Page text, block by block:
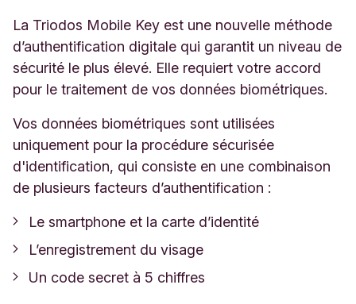
La Triodos Mobile Key est une nouvelle méthode
d’authentification digitale qui garantit un niveau de
sécurité le plus élevé. Elle requiert votre accord
pour le traitement de vos données biométriques.
Vos données biométriques sont utilisées
uniquement pour la procédure sécurisée
d'identification, qui consiste en une combinaison
de plusieurs facteurs d’authentification :
Le smartphone et la carte d’identité
L’enregistrement du visage
Un code secret à 5 chiffres